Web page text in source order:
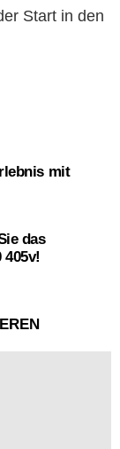
Start in den
mit
das